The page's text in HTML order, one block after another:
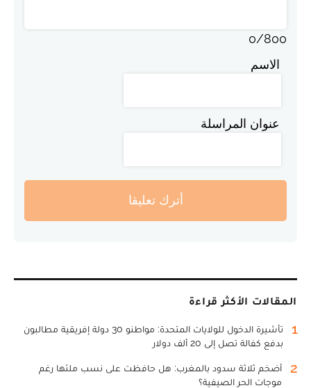
0/800
الاسم
عنوان المراسلة
أترك تعليقا
المقالات الأكثر قراءة
1
تأشيرة الدخول للولايات المتحدة: مواطنو 30 دولة إفريقية مطالبون
بدفع كفالة تصل إلى 20 ألف دولار
2
أضخم ثلاثة سدود بالمغرب: هل حافظت على نسب ملئها رغم
موجات الحر الصيفية؟